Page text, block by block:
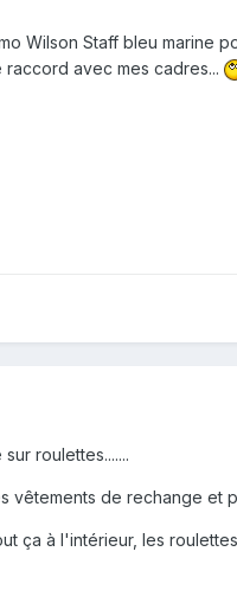
Wilson Staff bleu marine
avec mes cadres...
roulettes.......
vêtements de rechange et
ça à l'intérieur, les